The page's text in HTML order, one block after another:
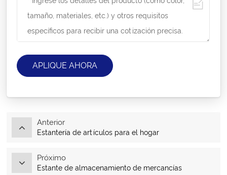
APLIQUE AHORA
Anterior
Estantería de artículos para el hogar
Próximo
Estante de almacenamiento de mercancías